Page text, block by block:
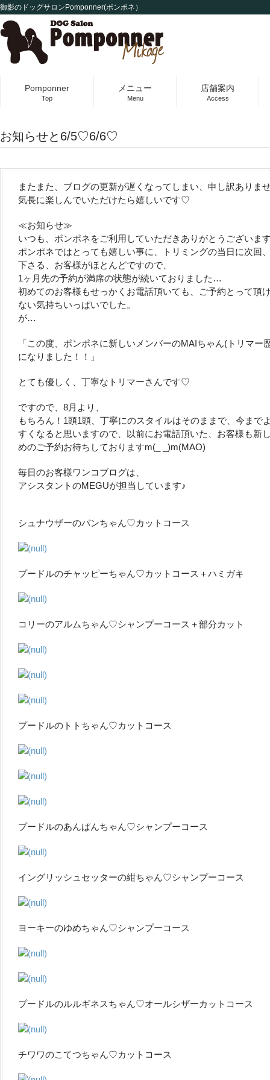
御影のドッグサロンPomponner(ポンポネ）
Pomponner
Top
メニュー
Menu
店舗案内
Access
お知らせと6/5♡6/6♡
またまた、ブログの更新が遅くなってしまい、申し訳ありま
気長に楽しんでいただけたら嬉しいです♡
≪お知らせ≫
いつも、ポンポネをご利用していただきありがとうございま
ポンポネではとっても嬉しい事に、トリミングの当日に次回
下さる、お客様がほとんどですので、
1ヶ月先の予約が満席の状態が続いておりました…
初めてのお客様もせっかくお電話頂いても、ご予約とって頂
ない気持ちいっぱいでした。
が…
「この度、ポンポネに新しいメンバーのMAIちゃん(トリマー
になりました！！」
とても優しく、丁寧なトリマーさんです♡
ですので、8月より、
もちろん！1頭1頭、丁寧にのスタイルはそのままで、今まで
すくなると思いますので、以前にお電話頂いた、お客様も新
めのご予約お待ちしておりますm(_ _)m(MAO)
毎日のお客様ワンコブログは、
アシスタントのMEGUが担当しています♪
シュナウザーのバンちゃん♡カットコース
プードルのチャッピーちゃん♡カットコース＋ハミガキ
コリーのアルムちゃん♡シャンプーコース＋部分カット
プードルのトトちゃん♡カットコース
プードルのあんぱんちゃん♡シャンプーコース
イングリッシュセッターの紺ちゃん♡シャンプーコース
ヨーキーのゆめちゃん♡シャンプーコース
プードルのルルギネスちゃん♡オールシザーカットコース
チワワのこてつちゃん♡カットコース